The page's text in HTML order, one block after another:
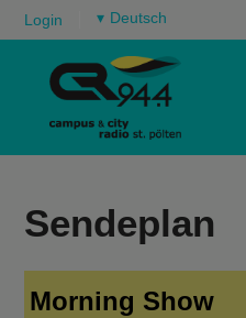
Login ▾
Sendeplan
Morning Show